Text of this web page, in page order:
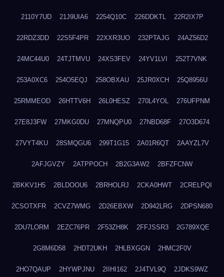
2110Y7UD 21J9UIA6 2254Q10C 226DDKTL 22R2IX7P
22RDZ3DD 22S5F4PR 22XXR3UO 232PTAJG 24AZ56D2
24MC44U0 24TJTMVU 24XS3FEV 24YV1LVI 252T7VNK
253A0XC6 254O5EQJ 258OBXAU 25JR0XCH 25Q8956U
25RMMEOD 26HTTV6H 26L0HESZ 270L4YOL 276UFPNM
27E8J3FW 27MKG0DU 27MNQPU0 27NBD68F 27O3D674
27VYT4KU 28SMQGU6 299T1G15 2A01R6QT 2AAYZL7V
2AFJGVZY 2ATPPOCH 2B2G3AW2 2BFZFCNW
2BKKV1H5 2BLDOOU6 2BRHOLRJ 2CKA0HWT 2CRELPQI
2CSOTXFR 2CVZ7WMG 2D26EBXW 2D942LRG 2DPSN680
2DU7LORM 2EZC76PR 2F53ZH8K 2FFJSSR3 2G789XQE
2G8M6D58 2HDT2UKH 2HLBXGGN 2HMC2F0V
2HO7QAUP 2HYWPJNU 2IIHI162 2J4TVL9Q 2JDKS9WZ